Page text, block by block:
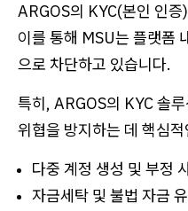
ARGOS의 KYC(본인 인
이를 통해 MSU는 플랫폼
으로 차단하고 있습니다.
특히, ARGOS의 KYC 솔
위협을 방지하는 데 핵심
다중 계정 생성 및 부정
자금세탁 및 불법 자금